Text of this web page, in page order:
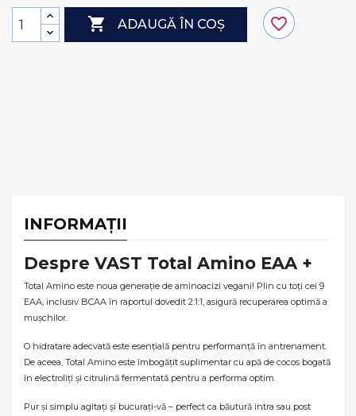
 ADAUGĂ ÎN COȘ favorite_border
INFORMAȚII
Despre VAST Total Amino EAA +
Total Amino este noua generație de aminoacizi vegani! Plin cu toți cei 9
EAA, inclusiv BCAA în raportul dovedit 2:1:1, asigură recuperarea optimă a
mușchilor.
O hidratare adecvată este esențială pentru performanță în antrenament.
De aceea, Total Amino este îmbogățit suplimentar cu apă de cocos bogată
în electroliți și citrulină fermentată pentru a performa optim.
Pur și simplu agitați și bucurați-vă – perfect ca băutură intra sau post